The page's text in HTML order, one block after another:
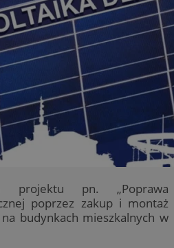
projektu pn. „Poprawa
poprzez zakup i montaż
budynkach mieszkalnych w